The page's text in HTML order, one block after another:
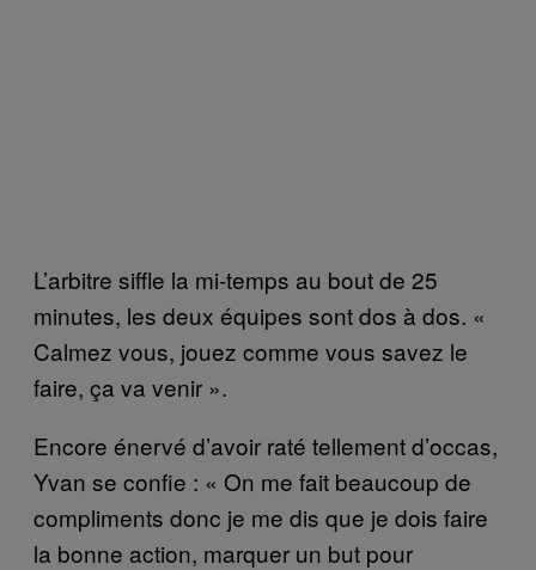
L’arbitre siffle la mi-temps au bout de 25
minutes, les deux équipes sont dos à dos. «
Calmez vous, jouez comme vous savez le
faire, ça va venir ».
Encore énervé d’avoir raté tellement d’occas,
Yvan se confie : « On me fait beaucoup de
compliments donc je me dis que je dois faire
la bonne action, marquer un but pour